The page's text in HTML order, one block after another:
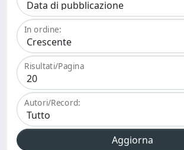
In ordine:
Risultati/Pagina
Autori/Record: